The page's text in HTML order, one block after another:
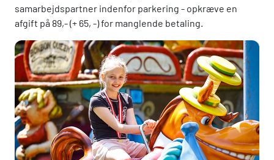
samarbejdspartner indenfor parkering - opkræve en
afgift på 89,- (+ 65, -) for manglende betaling.